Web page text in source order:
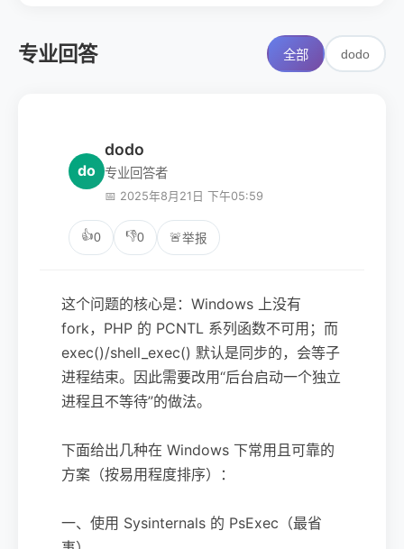
专业回答 全部 dodo
do
dodo
专业回答者
📅 2025年8月21日 下午05:59
👍0 👎0 🚨举报
这个问题的核心是：Windows 上没有
fork，PHP 的 PCNTL 系列函数不可用；而
exec()/shell_exec() 默认是同步的，会等子
进程结束。因此需要改用“后台启动一个独立
进程且不等待”的做法。
下面给出几种在 Windows 下常用且可靠的
方案（按易用程度排序）：
一、使用 Sysinternals 的 PsExec（最省